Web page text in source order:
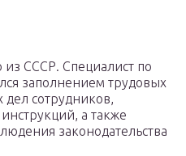
СССР. Специалист по
заполнением трудовых
сотрудников,
а также
законодательства